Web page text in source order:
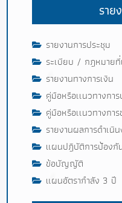
ราย
รายงานการประชุม
ระเบียบ / กฎหมายที่
รายงานทางการเงิน
คู่มือหรือเเนวทางกา
คู่มือหรือเเนวทางกา
รายงานผลการดำเนิ
แผนปฎิบัติการป้องกั
ข้อบัญญัติ
แผนอัตรากำลัง 3 ปี